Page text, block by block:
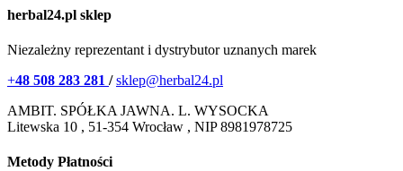
herbal24.pl sklep
Niezależny reprezentant i dystrybutor uznanych marek
+48 508 283 281 / sklep@herbal24.pl
AMBIT. SPÓŁKA JAWNA. L. WYSOCKA
Litewska 10 , 51-354 Wrocław , NIP 8981978725
Metody Płatności